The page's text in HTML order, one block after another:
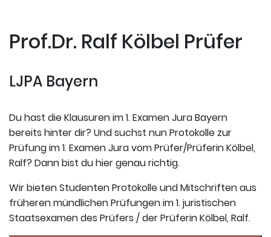
Prof.Dr. Ralf Kölbel Prüfer
LJPA Bayern
Du hast die Klausuren im 1. Examen Jura Bayern
bereits hinter dir? Und suchst nun Protokolle zur
Prüfung im 1. Examen Jura vom Prüfer/Prüferin Kölbel,
Ralf? Dann bist du hier genau richtig.
Wir bieten Studenten Protokolle und Mitschriften aus
früheren mündlichen Prüfungen im 1. juristischen
Staatsexamen des Prüfers / der Prüferin Kölbel, Ralf.